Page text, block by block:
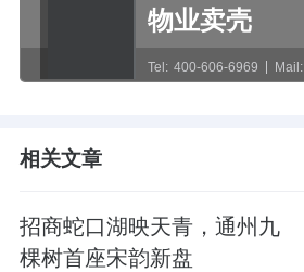
物业卖壳
Tel: 400-606-6969 Mail:
相关文章
招商蛇口湖映天青，通州九
棵树首座宋韵新盘